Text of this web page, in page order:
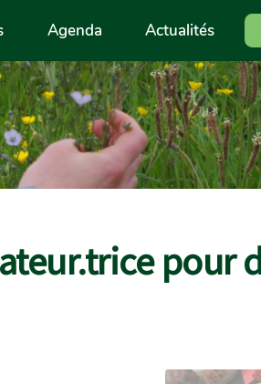
Agenda Actualités
pour